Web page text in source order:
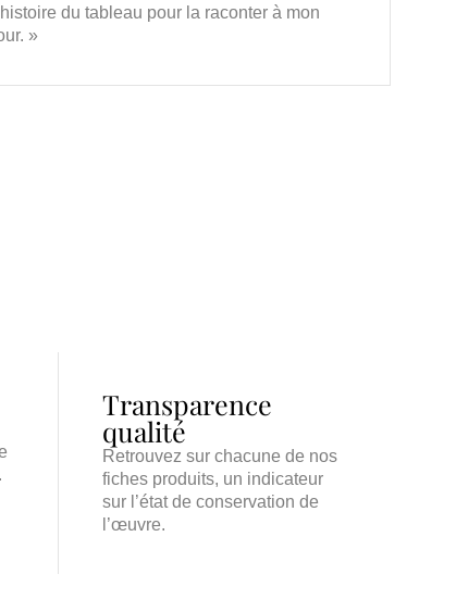
du tableau pour la raconter à mon
»
Transparence
qualité
Retrouvez sur chacune de nos
fiches produits, un indicateur
sur l’état de conservation de
l’œuvre.